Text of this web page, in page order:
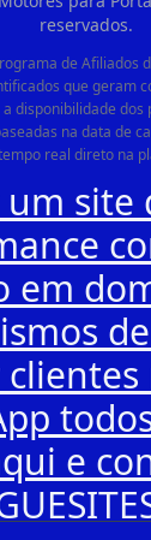
reservados.
de Afiliados
que geram
disponibilidade
na data de
real direto na
site
em
e